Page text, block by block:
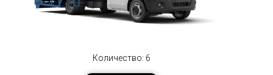
Количество: 6